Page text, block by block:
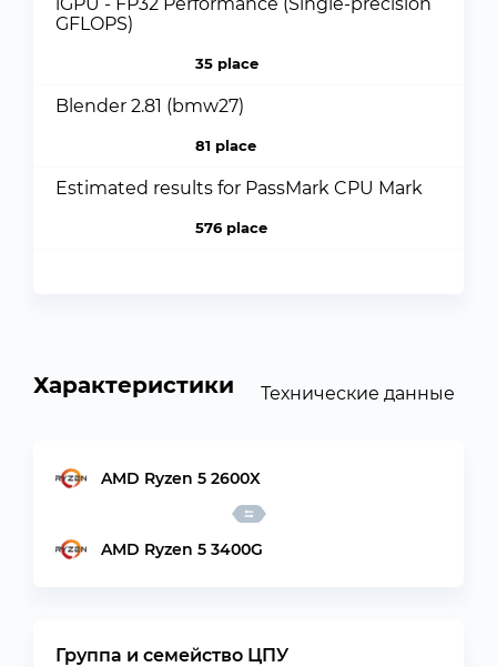
GFLOPS)
35 place
Blender 2.81 (bmw27)
81 place
Estimated results for PassMark CPU Mark
576 place
Характеристики Технические данные
AMD Ryzen 5 2600X
AMD Ryzen 5 3400G
Группа и семейство ЦПУ